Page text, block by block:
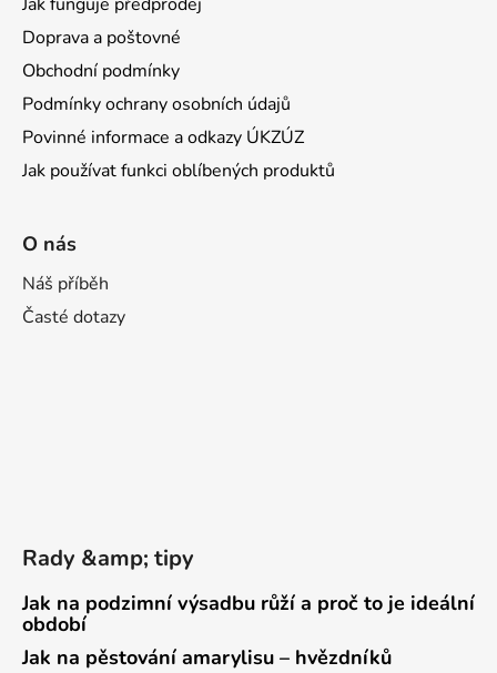
Doprava a poštovné
Obchodní podmínky
Podmínky ochrany osobních údajů
Povinné informace a odkazy ÚKZÚZ
Jak používat funkci oblíbených produktů
O nás
Náš příběh
Časté dotazy
Rady &amp; tipy
Jak na podzimní výsadbu růží a proč to je ideální
období
Jak na pěstování amarylisu – hvězdníků